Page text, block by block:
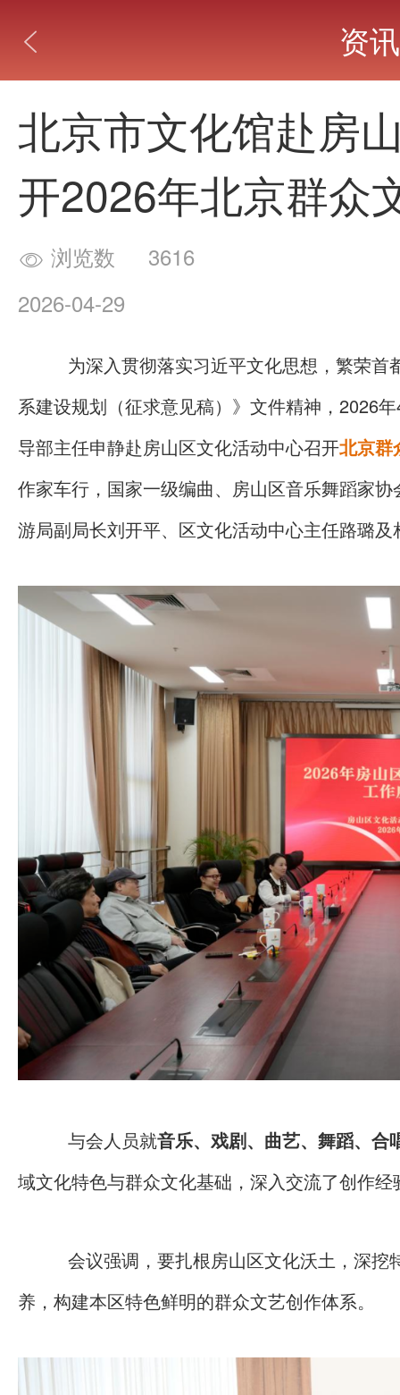
 资
北京市文化馆赴房
开2026年北京群众
 浏览数
3616
2026-04-29
为深入贯彻落实习近平文化思想，繁荣首
系建设规划（征求意见稿）》文件精神，2026
导部主任申静赴房山区文化活动中心召开北京群
作家车行，国家一级编曲、房山区音乐舞蹈家
游局副局长刘开平、区文化活动中心主任路璐
与会人员就音乐、戏剧、曲艺、舞蹈、合
域文化特色与群众文化基础，深入交流了创作
会议强调，要扎根房山区文化沃土，深
养，构建本区特色鲜明的群众文艺创作体系。